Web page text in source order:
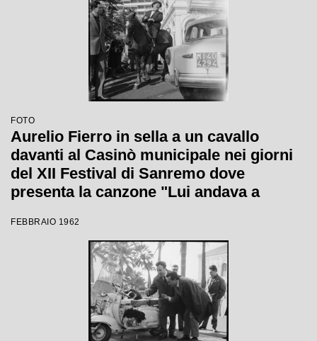
FOTO
Aurelio Fierro in sella a un cavallo
davanti al Casinò municipale nei giorni
del XII Festival di Sanremo dove
presenta la canzone "Lui andava a
FEBBRAIO 1962